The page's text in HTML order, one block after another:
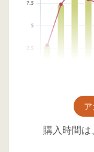
購入時間